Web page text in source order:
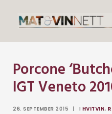
Mat
Drikke
Porcone
IGT Veneto
26. SEPTEMBER 2015 | I HVITVIN,